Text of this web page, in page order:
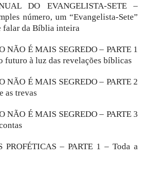
DO EVANGELISTA-SETE –
número, um “Evangelista-Sete”
falar da Bíblia inteira
NÃO É MAIS SEGREDO – PARTE 1
futuro à luz das revelações bíblicas
NÃO É MAIS SEGREDO – PARTE 2
as trevas
NÃO É MAIS SEGREDO – PARTE 3
PROFÉTICAS – PARTE 1 – Toda a